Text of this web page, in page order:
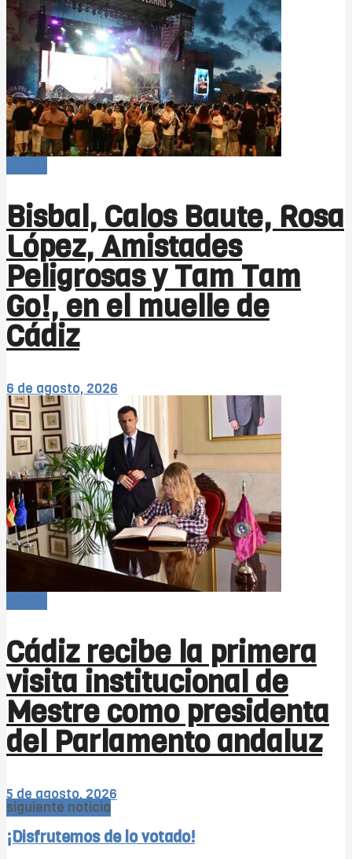
Bisbal, Calos Baute, Rosa
López, Amistades
Peligrosas y Tam Tam
Go!, en el muelle de
Cádiz
6 de agosto, 2026
Cádiz recibe la primera
visita institucional de
Mestre como presidenta
del Parlamento andaluz
5 de agosto, 2026
siguiente noticia
¡Disfrutemos de lo votado!